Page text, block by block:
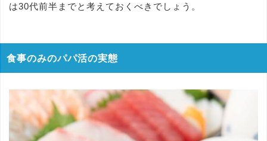
は30代前半までと考えておくべきでしょう。
食事のみのパパ活の実態